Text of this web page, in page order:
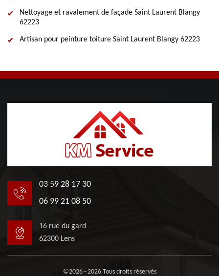
Nettoyage et ravalement de façade Saint Laurent Blangy
62223
Artisan pour peinture toiture Saint Laurent Blangy 62223
03 59 28 17 30
06 99 21 08 50
16 rue du gard
62300 Lens
©2026 - 2026 Tous droits réservés